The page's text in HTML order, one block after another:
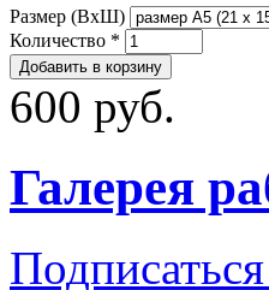
Размер (ВxШ)
Количество *
600 руб.
Галерея